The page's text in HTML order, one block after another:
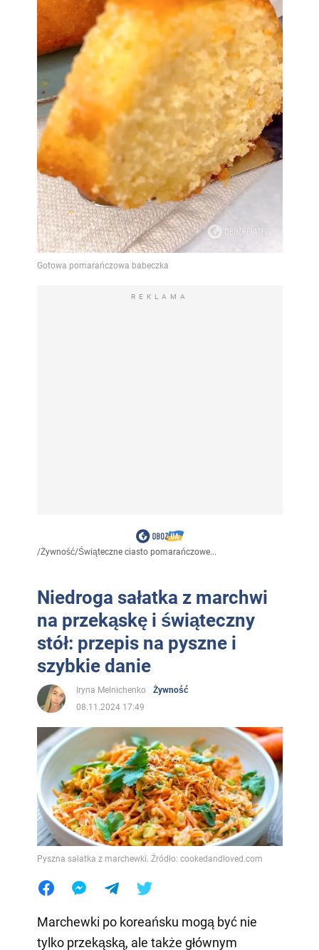
REKLAMA
/Żywność/Świąteczne ciasto pomarańczowe...
Niedroga sałatka z marchwi
na przekąskę i świąteczny
stół: przepis na pyszne i
szybkie danie
Iryna Melnichenko
Żywność
08.11.2024 17:49
Pyszna sałatka z marchewki. Źródło: cookedandloved.com
Marchewki po koreańsku mogą być nie
tylko przekąską, ale także głównym